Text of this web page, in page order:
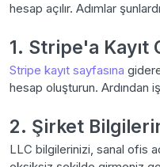
hesap açılır. Adımlar
1. Stripe'a Kayıt
Stripe kayıt sayfasına
hesap oluşturun. Ardından
2. Şirket
LLC bilgilerinizi, sanal ofis